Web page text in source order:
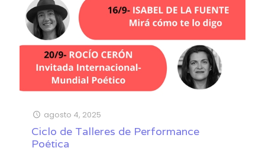
agosto 4, 2025
Ciclo de Talleres de Performance
Poética